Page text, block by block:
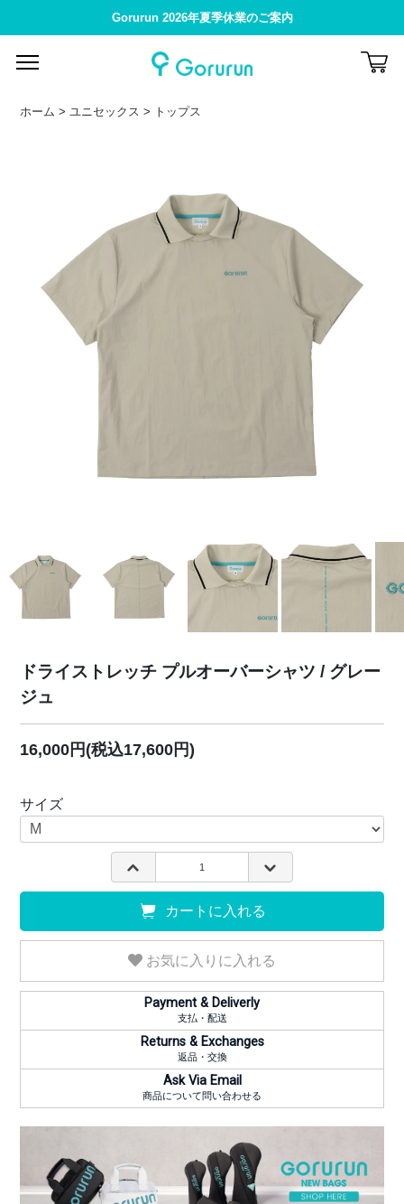
Gorurun 2026年夏季休業のご案内
ホーム >ユニセックス > トップス
ドライストレッチ プルオーバーシャツ / グレー
ジュ
16,000円(税込17,600円)
サイズ
カートに入れる
お気に入りに入れる
Payment & Deliverly
支払・配送
Returns & Exchanges
返品・交換
Ask Via Email
商品について問い合わせる